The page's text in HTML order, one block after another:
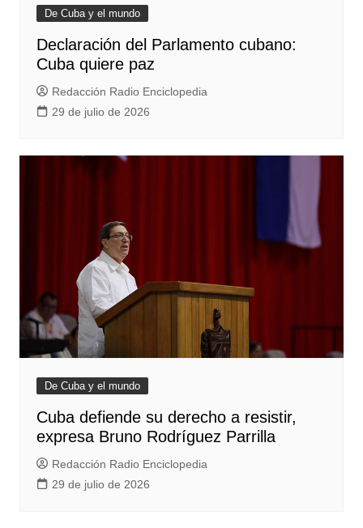
De Cuba y el mundo
Declaración del Parlamento cubano:
Cuba quiere paz
Redacción Radio Enciclopedia
29 de julio de 2026
De Cuba y el mundo
Cuba defiende su derecho a resistir,
expresa Bruno Rodríguez Parrilla
Redacción Radio Enciclopedia
29 de julio de 2026